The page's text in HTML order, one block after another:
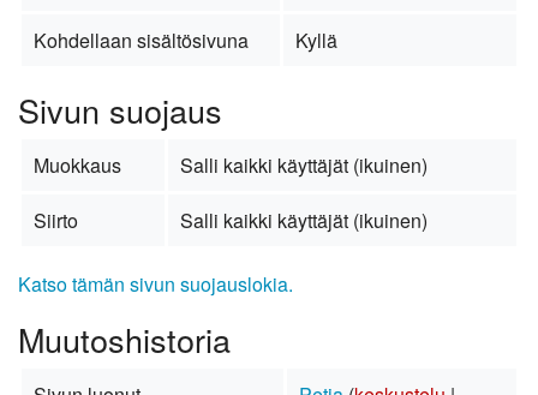
Kohdellaan sisältösivuna
Kyllä
Sivun suojaus
Muokkaus
Salli kaikki käyttäjät (ikuinen)
Siirto
Salli kaikki käyttäjät (ikuinen)
Katso tämän sivun suojauslokia.
Muutoshistoria